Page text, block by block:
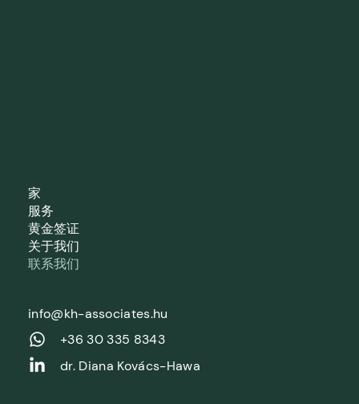
家
服务
黄金签证
关于我们
联系我们
info@kh-associates.hu
+36 30 335 8343
dr. Diana Kovács-Hawa